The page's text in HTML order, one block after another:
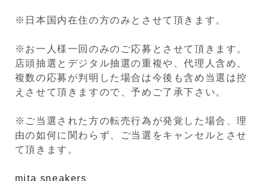
※日本国内在住の方のみとさせて頂きます。
※お一人様一回のみのご応募とさせて頂きます。
店頭抽選とデジタル抽選の重複や、代理人含め、
複数の応募が判明した場合は今後も含め当選は控
えさせて頂きますので、予めご了承下さい。
※ご当選された方の転売行為が発覚した場合、理
由の如何に関わらず、ご当選をキャンセルとさせ
て頂きます。
mita sneakers